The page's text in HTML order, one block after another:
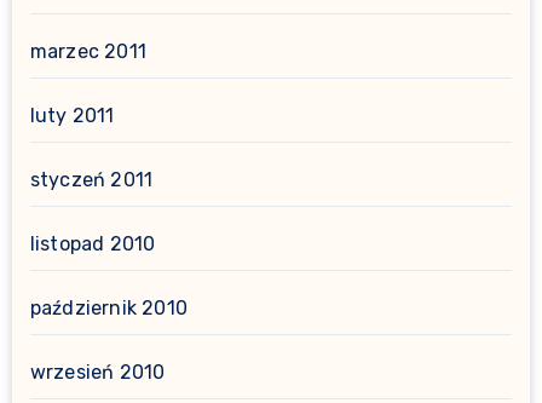
marzec 2011
luty 2011
styczeń 2011
listopad 2010
październik 2010
wrzesień 2010